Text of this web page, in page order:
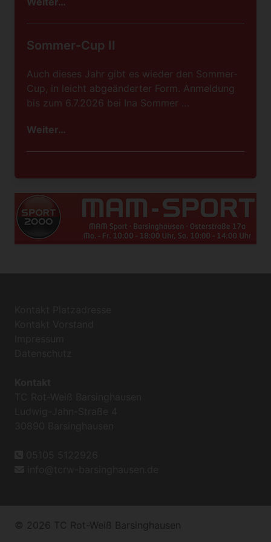
Sommer-Cup II
Auch dieses Jahr gibt es wieder den Sommer-
Cup, in leicht abgeänderter Form. Anmeldung
bis zum 6.7.2026 bei Ina Sommer …
Weiter…
© 2026 TC Rot-Weiß Barsinghausen